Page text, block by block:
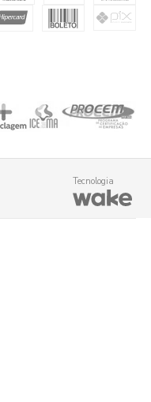
Tecnologia